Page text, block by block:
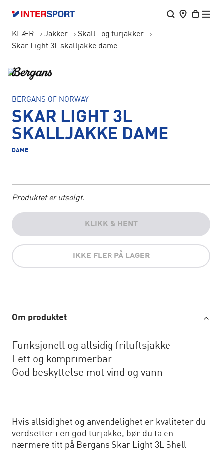
KLÆR Jakker
Skall- og turjakker
Skar Light 3L skalljakke dame
BERGANS OF NORWAY
SKAR LIGHT 3L
SKALLJAKKE DAME
DAME
Produktet er utsolgt.
KLIKK & HENT
IKKE FLER PÅ LAGER
Om produktet
Funksjonell og allsidig friluftsjakke
Lett og komprimerbar
God beskyttelse mot vind og vann
Hvis allsidighet og anvendelighet er kvaliteter du
verdsetter i en god turjakke, bør du ta en
nærmere titt på Bergans Skar Light 3L Shell